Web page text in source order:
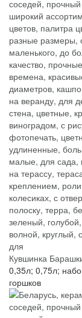
Кувшинка
0,35л; 0,75л;
горшков